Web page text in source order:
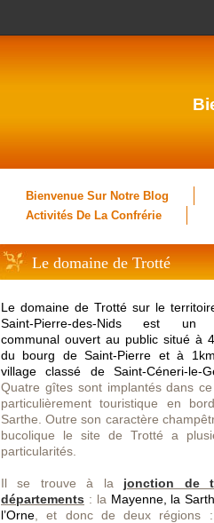
Bienvenue Sur Notre Blog
Activités De La Confrérie
Le domaine de Trotté
Le domaine de Trotté sur le
Saint-Pierre-des-Nids est un
communal ouvert au public situé à
du bourg de Saint-Pierre et à
village classé de Saint-Céneri-le-
Quatre gîtes sont implantés dans
particulièrement touristique en
Sarthe. Outre son caractère
bucolique le site de Trotté a
particularités.
Il se trouve à la jonction de
départements : la Mayenne, la
l’Orne , et donc de deux régions